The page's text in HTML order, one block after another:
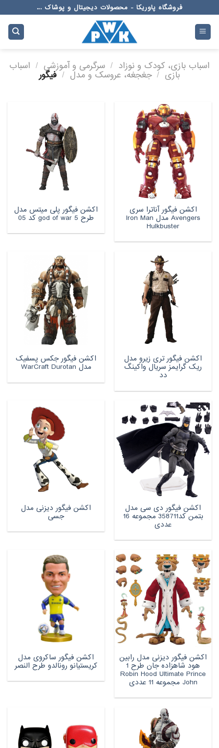
to
content
فروشگاه پاوریکا - محصولات دیجیتال و پوشاک ...
اسباب بازی، کودک و نوزاد / سرگرمی و آموزشی / اسباب
بازی / جغجغه، عروسک و مدل / فیگور
اکشن فیگور آناترا سری
Avengers مدل Iron Man
Hulkbuster
اکشن فیگور پلی میتس مدل
طرح god of war 5 کد 05
اکشن فیگور تری زیرو مدل
ریک گرایمز سریال واکینگ
دد
اکشن فیگور جکس پسفیک
مدل WarCraft Durotan
اکشن فیگور دی سی مدل
بتمن کد358711 مجموعه 16
عددی
اکشن فیگور دیزنی مدل
جسی
اکشن فیگور دیزنی مدل رابین
هود شاهزاده جان طرح 1
Robin Hood Ultimate Prince
John مجموعه 11 عددی
اکشن فیگور ساکروی مدل
کریستیانو رونالدو طرح النصر